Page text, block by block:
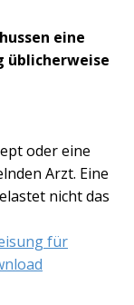
eine
üblicherweise
oder eine
Arzt. Eine
nicht das
für